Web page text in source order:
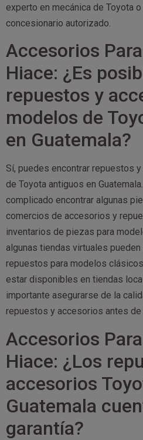
experto en mecánica de Toyota
concesionario autorizado.
Accesorios
Hiace: ¿Es
repuestos y
modelos de
en Guatemala?
Sí, puedes encontrar repuestos
de Toyota antiguos en
complicado encontrar algunas
comercios de accesorios y
inventarios de piezas para
algunas tiendas virtuales
repuestos para modelos
estar disponibles en tiendas
importante asegurarse de la
repuestos y accesorios antes de
Accesorios
Hiace: ¿Los
accesorios
Guatemala
garantía?